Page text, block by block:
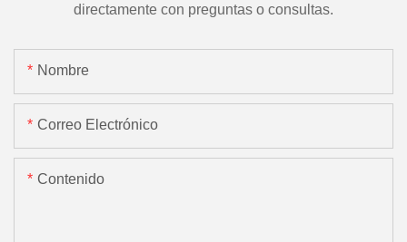
directamente con preguntas o consultas.
Nombre
Correo Electrónico
Contenido